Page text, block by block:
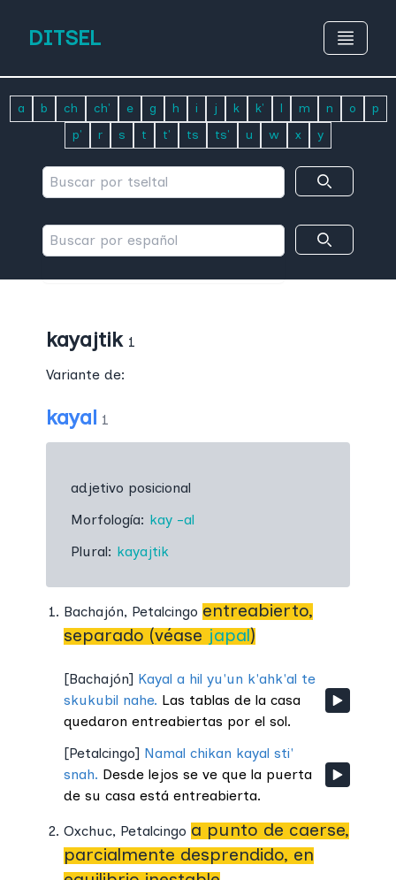
DITSEL
a b ch ch' e g h i j k k' l m n o
p
p'
r s t t' ts ts' u w x y
kayajtik 1
Variante de:
kayal 1
adjetivo posicional
Morfología: kay -al
Plural: kayajtik
Bachajón, Petalcingo entreabierto,
separado (véasejapal)
[Bachajón] Kayal a hil yu'un k'ahk'al te
skukubil nahe. Las tablas de la casa
quedaron entreabiertas por el sol.
[Petalcingo] Namal chikan kayal sti'
snah. Desde lejos se ve que la puerta
de su casa está entreabierta.
Oxchuc, Petalcingo a punto de caerse,
parcialmente desprendido, en